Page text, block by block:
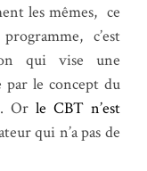
les mêmes, ce
c’est
qui vise une
le concept du
Or le CBT n’est
qui n’a pas de